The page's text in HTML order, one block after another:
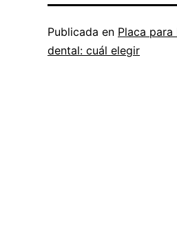
Publicada en Placa
dental: cuál elegir